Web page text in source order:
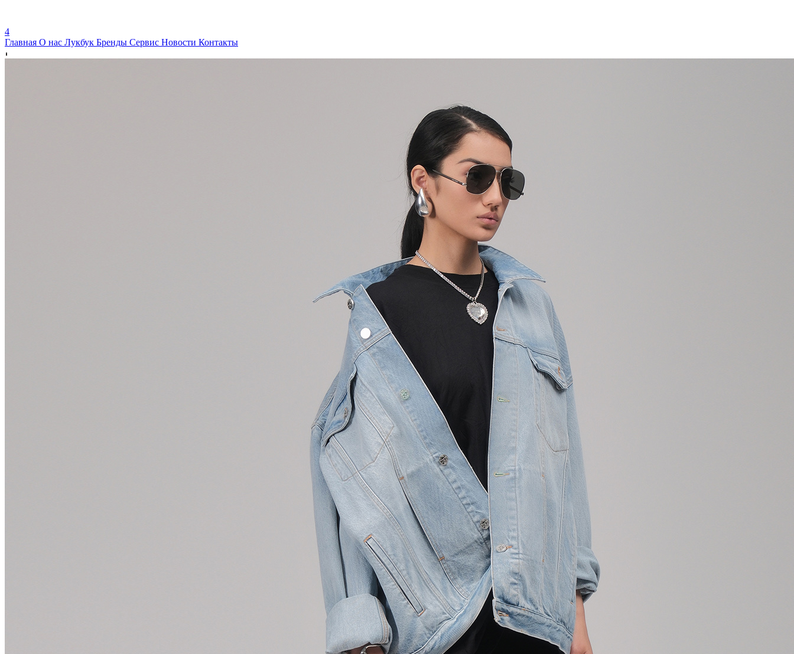
4
Главная О нас Лукбук Бренды Сервис Новости Контакты